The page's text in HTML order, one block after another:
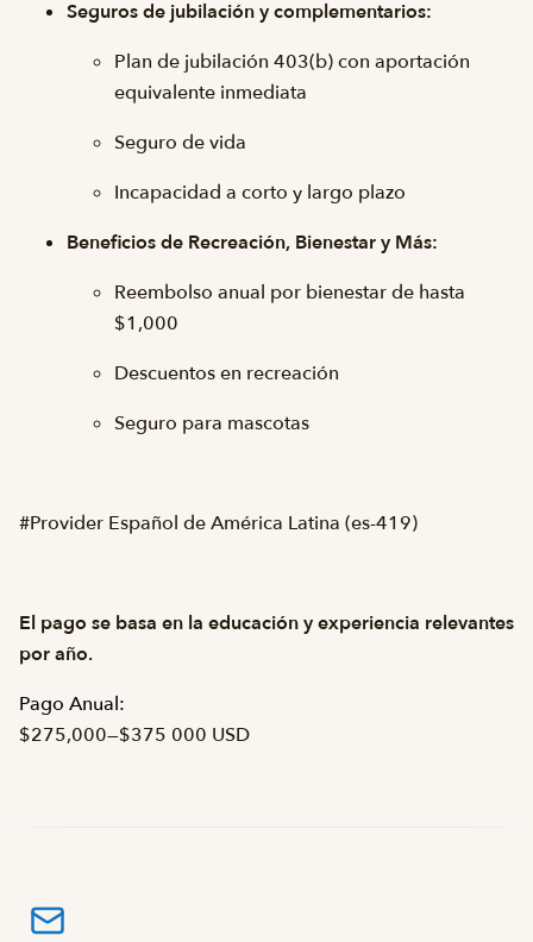
Seguros de jubilación y complementarios:
Plan de jubilación 403(b) con aportación
equivalente inmediata
Seguro de vida
Incapacidad a corto y largo plazo
Beneficios de Recreación, Bienestar y Más:
Reembolso anual por bienestar de hasta
$1,000
Descuentos en recreación
Seguro para mascotas
#Provider Español de América Latina (es-419)
El pago se basa en la educación y experiencia relevantes
por año.
Pago Anual:
$275,000—$375 000 USD